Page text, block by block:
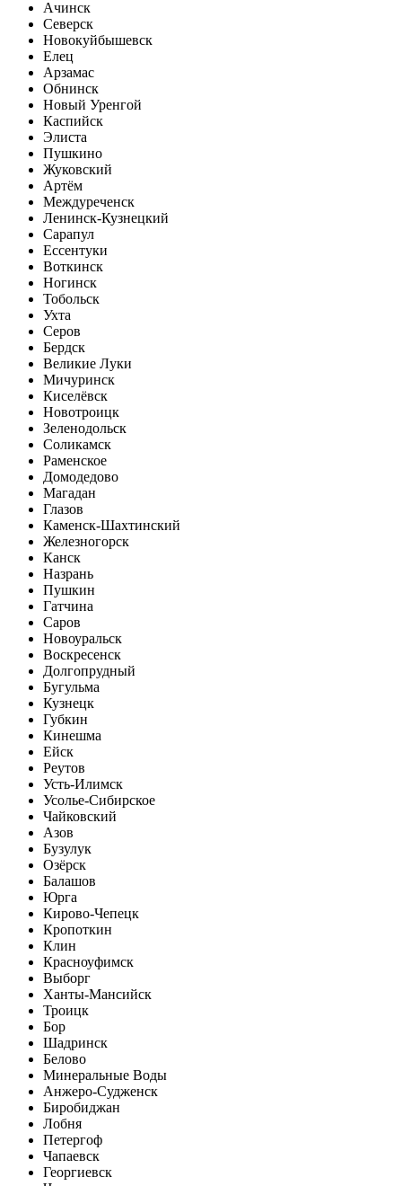
Ачинск
Северск
Новокуйбышевск
Елец
Арзамас
Обнинск
Новый Уренгой
Каспийск
Элиста
Пушкино
Жуковский
Артём
Междуреченск
Ленинск-Кузнецкий
Сарапул
Ессентуки
Воткинск
Ногинск
Тобольск
Ухта
Серов
Бердск
Великие Луки
Мичуринск
Киселёвск
Новотроицк
Зеленодольск
Соликамск
Раменское
Домодедово
Магадан
Глазов
Каменск-Шахтинский
Железногорск
Канск
Назрань
Пушкин
Гатчина
Саров
Новоуральск
Воскресенск
Долгопрудный
Бугульма
Кузнецк
Губкин
Кинешма
Ейск
Реутов
Усть-Илимск
Усолье-Сибирское
Чайковский
Азов
Бузулук
Озёрск
Балашов
Юрга
Кирово-Чепецк
Кропоткин
Клин
Красноуфимск
Выборг
Ханты-Мансийск
Троицк
Бор
Шадринск
Белово
Минеральные Воды
Анжеро-Судженск
Биробиджан
Лобня
Петергоф
Чапаевск
Георгиевск